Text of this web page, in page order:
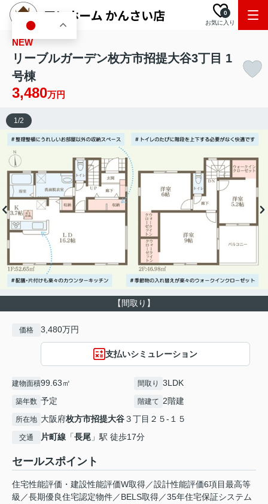
お気に入り
0
NEW
リーブルガーデン枚方市招提大谷3丁目 1
号棟
3,480万円
【間取り】
1/2
価格 3,480万円
支払いシミュレーション
建物面積99.63㎡ 間取り 3LDK
築年数 予定 階建て 2階建
所在地 大阪府枚方市招提大谷３丁目２５-１５
交通 片町線 「長尾 」駅 徒歩17分
セールスポイント
住宅性能評価・建設性能評価W取得／設計性能評価6項目最高等
級／長期優良住宅認定物件／BELS取得／35年住宅保証システム